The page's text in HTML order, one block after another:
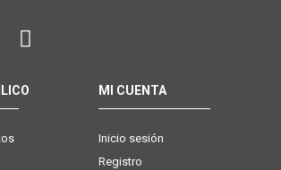
MI CUENTA
Inicio sesión
Registro